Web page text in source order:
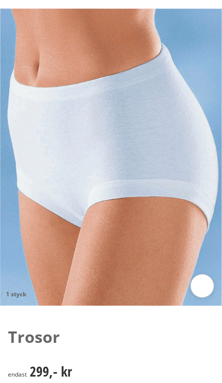
1 styck
Trosor
299,- kr
endast 299,- kr